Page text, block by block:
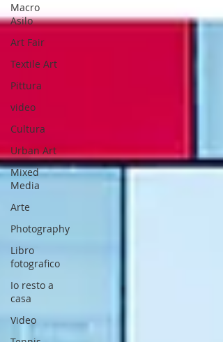
Macro
Asilo
Art Fair
Textile Art
Pittura
video
Cultura
Urban Art
Mixed
Media
Arte
Photography
Libro
fotografico
Io resto a
casa
Video